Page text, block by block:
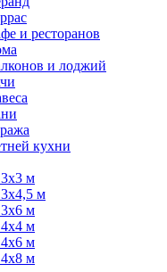
и ресторанов
и лоджий
кухни
м
м
м
м
м
м